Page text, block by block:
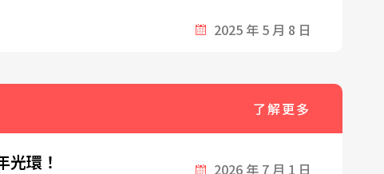
2025 年 5 月 8 日
了解更多
環！ 2026 年 7 月 1 日